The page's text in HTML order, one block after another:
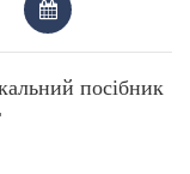
посібник